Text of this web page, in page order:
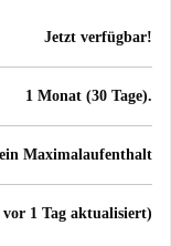
Jetzt verfügbar!
1 Monat (30 Tage).
Maximalaufenthalt
1 Tag aktualisiert)